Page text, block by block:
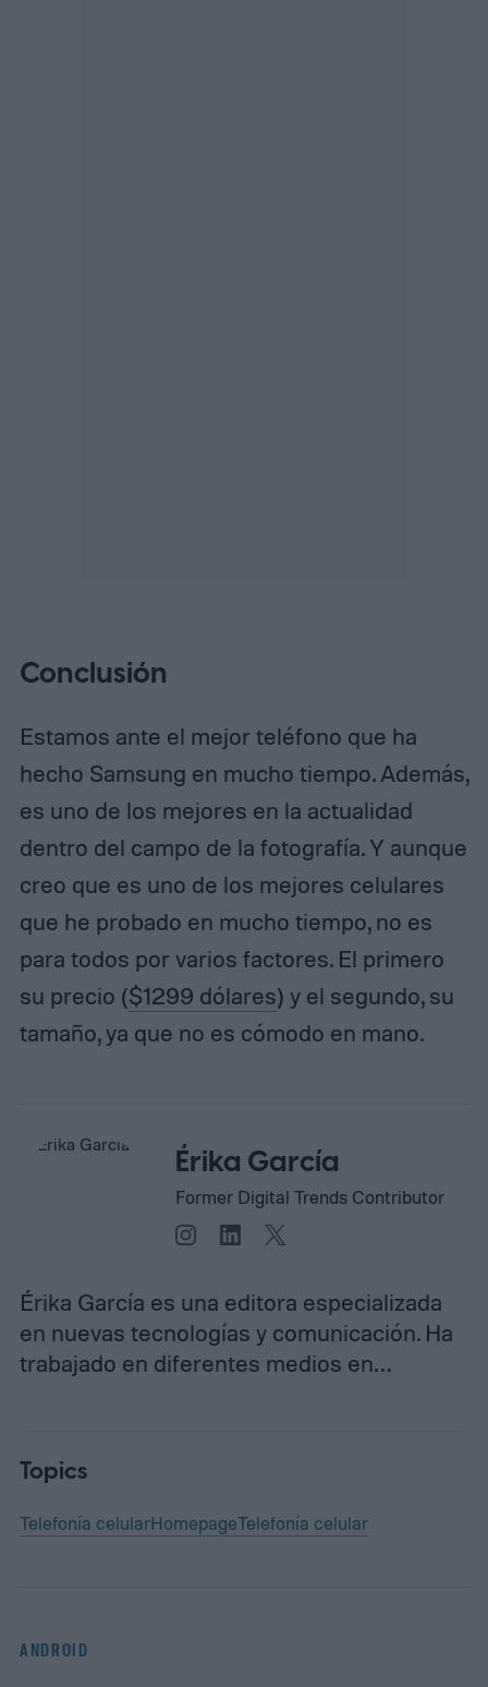
Conclusión
Estamos ante el mejor teléfono que ha
hecho Samsung en mucho tiempo. Además,
es uno de los mejores en la actualidad
dentro del campo de la fotografía. Y aunque
creo que es uno de los mejores celulares
que he probado en mucho tiempo, no es
para todos por varios factores. El primero
su precio ($1299 dólares) y el segundo, su
tamaño, ya que no es cómodo en mano.
Érika García
Former Digital Trends Contributor
Érika García es una editora especializada
en nuevas tecnologías y comunicación. Ha
trabajado en diferentes medios en…
Topics
Telefonía celularHomepageTelefonía celular
ANDROID